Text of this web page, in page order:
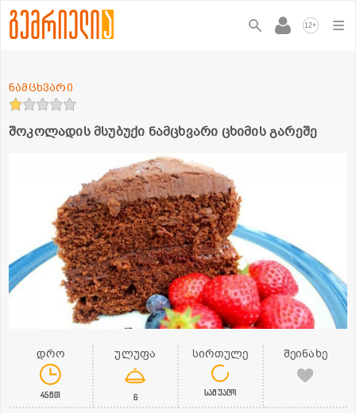
12+
შოკოლადის მსუბუქი ნამცხვარი ცხიმის გარეშე
ნამცხვარი
დრო
45წთ
ულუფა
6
სირთულე
საშუალო
შეინახე